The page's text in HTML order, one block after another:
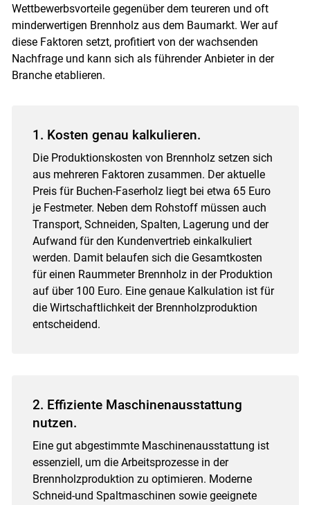
Skip to main content
Wettbewerbsvorteile gegenüber dem teureren und oft
minderwertigen Brennholz aus dem Baumarkt. Wer auf
diese Faktoren setzt, profitiert von der wachsenden
Nachfrage und kann sich als führender Anbieter in der
Branche etablieren.
1. Kosten genau kalkulieren.
Die Produktionskosten von Brennholz setzen sich
aus mehreren Faktoren zusammen. Der aktuelle
Preis für Buchen-Faserholz liegt bei etwa 65 Euro
je Festmeter. Neben dem Rohstoff müssen auch
Transport, Schneiden, Spalten, Lagerung und der
Aufwand für den Kundenvertrieb einkalkuliert
werden. Damit belaufen sich die Gesamtkosten
für einen Raummeter Brennholz in der Produktion
auf über 100 Euro. Eine genaue Kalkulation ist für
die Wirtschaftlichkeit der Brennholzproduktion
entscheidend.
2. Effiziente Maschinenausstattung
nutzen.
Eine gut abgestimmte Maschinenausstattung ist
essenziell, um die Arbeitsprozesse in der
Brennholzproduktion zu optimieren. Moderne
Schneid-und Spaltmaschinen sowie geeignete